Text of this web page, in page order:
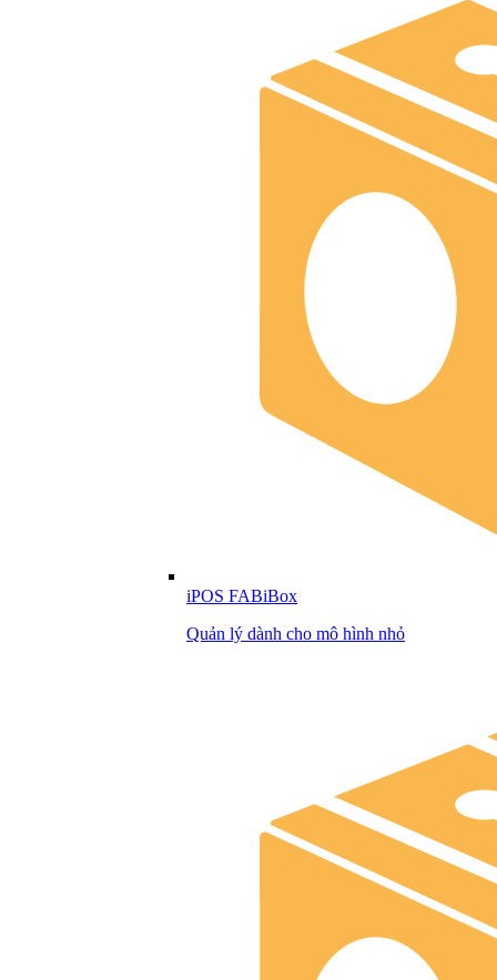
iPOS FABiBox
Quản lý dành cho mô hình nhỏ